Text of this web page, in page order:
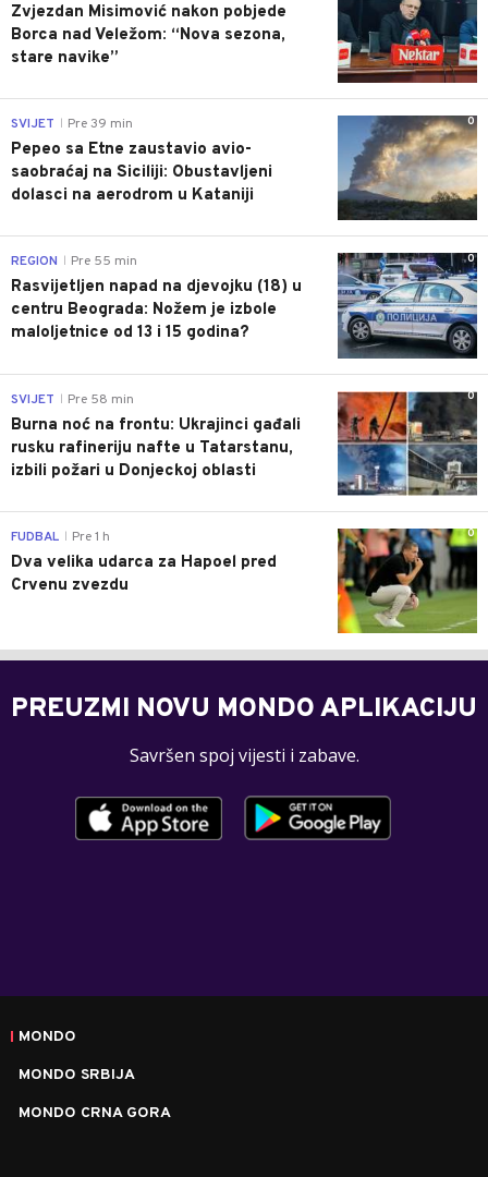
Zvjezdan Misimović nakon pobjede
Borca nad Veležom: “Nova sezona,
stare navike”
0
SVIJET Pre 39 min
Pepeo sa Etne zaustavio avio-
saobraćaj na Siciliji: Obustavljeni
dolasci na aerodrom u Kataniji
0
REGION Pre 55 min
Rasvijetljen napad na djevojku (18) u
centru Beograda: Nožem je izbole
maloljetnice od 13 i 15 godina?
0
SVIJET Pre 58 min
Burna noć na frontu: Ukrajinci gađali
rusku rafineriju nafte u Tatarstanu,
izbili požari u Donjeckoj oblasti
0
FUDBAL Pre 1 h
Dva velika udarca za Hapoel pred
Crvenu zvezdu
PREUZMI NOVU MONDO APLIKACIJU
Savršen spoj vijesti i zabave.
MONDO
MONDO SRBIJA
MONDO CRNA GORA